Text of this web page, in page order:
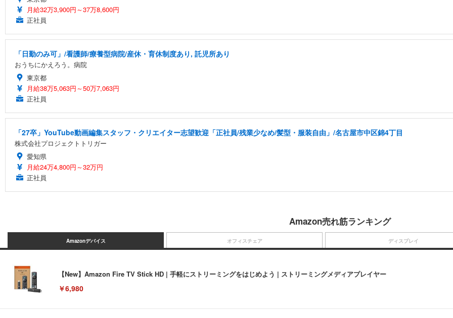
月給32万3,900円～37万8,600円
正社員
「日勤のみ可」/看護師/療養型病院/産休・育休制度あり, 託児所あり
おうちにかえろう。病院
東京都
月給38万5,063円～50万7,063円
正社員
「27卒」YouTube動画編集スタッフ・クリエイター志望歓迎「正社員/残業少なめ/髪型・服装自由」/名古屋市中区錦4丁目
株式会社プロジェクトトリガー
愛知県
月給24万4,800円～32万円
正社員
Amazon売れ筋ランキング
Amazonデバイス
【New】Amazon Fire TV Stick HD | 手軽にストリーミングをはじめよう | ストリーミングメディアプレイヤー
￥6,980
オフィスチェア ディスプレイ